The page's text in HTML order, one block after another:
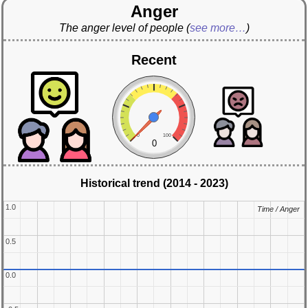
Anger
The anger level of people (see more…)
Recent
0 100
0
Historical trend (2014 - 2023)
0.0
0.0
0.5
0.5
1.0
1.0 Time / Anger
Time / Anger